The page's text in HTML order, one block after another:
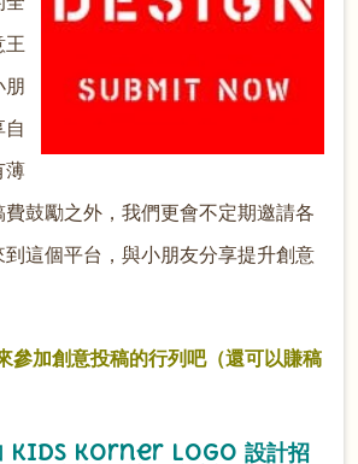
王
朋
薄
鼓勵之外，我們更會不定期邀請各
這個平台，與小朋友分享提升創意
參加創意投稿的行列吧（還可以賺稿
Kids Korner Logo 設計招